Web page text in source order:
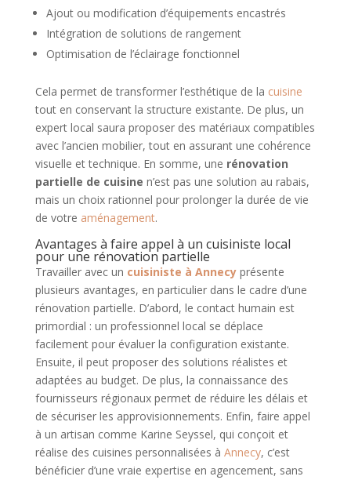
Ajout ou modification d’équipements encastrés
Intégration de solutions de rangement
Optimisation de l’éclairage fonctionnel
Cela permet de transformer l’esthétique de la cuisine
tout en conservant la structure existante. De plus, un
expert local saura proposer des matériaux compatibles
avec l’ancien mobilier, tout en assurant une cohérence
visuelle et technique. En somme, une rénovation
partielle de cuisine n’est pas une solution au rabais,
mais un choix rationnel pour prolonger la durée de vie
de votre aménagement.
Avantages à faire appel à un cuisiniste local
pour une rénovation partielle
Travailler avec un cuisiniste à Annecyprésente
plusieurs avantages, en particulier dans le cadre d’une
rénovation partielle. D’abord, le contact humain est
primordial : un professionnel local se déplace
facilement pour évaluer la configuration existante.
Ensuite, il peut proposer des solutions réalistes et
adaptées au budget. De plus, la connaissance des
fournisseurs régionaux permet de réduire les délais et
de sécuriser les approvisionnements. Enfin, faire appel
à un artisan comme Karine Seyssel, qui conçoit et
réalise des cuisines personnalisées à Annecy, c’est
bénéficier d’une vraie expertise en agencement, sans